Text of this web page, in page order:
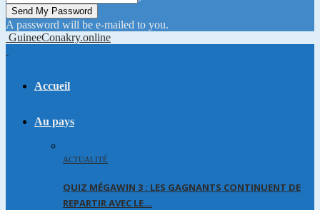
A password will be e-mailed to you.
GuineeConakry.online
Accueil
Au pays
ACTUALITÉ
QUIZ MÉGAWIN 3 : LES GAGNANTS CONTINUENT DE
REPARTIR AVEC LE…